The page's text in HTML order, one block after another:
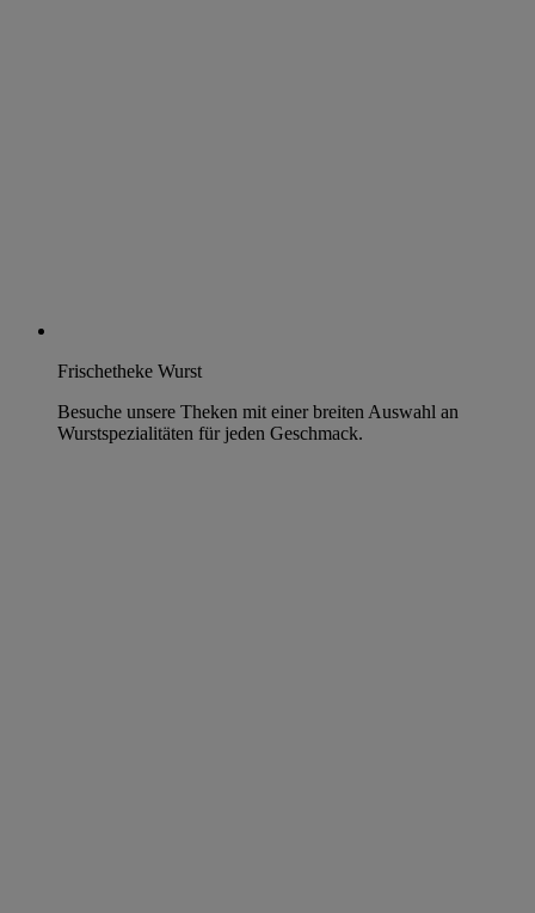
Frischetheke Wurst
Besuche unsere Theken mit einer breiten Auswahl an
Wurstspezialitäten für jeden Geschmack.